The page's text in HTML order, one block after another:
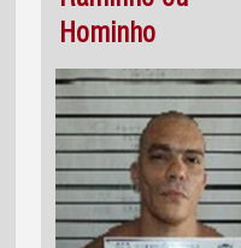
Hominho